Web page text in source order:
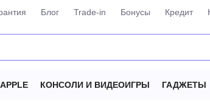
Блог Trade-in Бонусы Кредит
APPLE КОНСОЛИ И ВИДЕОИГРЫ ГАДЖЕТЫ